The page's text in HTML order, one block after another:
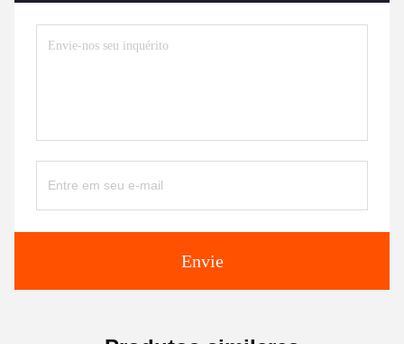
Envie